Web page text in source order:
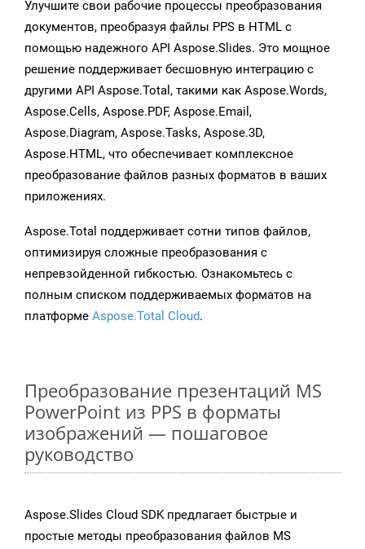
Улучшите свои рабочие процессы преобразования
документов, преобразуя файлы PPS в HTML с
помощью надежного API Aspose.Slides. Это мощное
решение поддерживает бесшовную интеграцию с
другими API Aspose.Total, такими как Aspose.Words,
Aspose.Cells, Aspose.PDF, Aspose.Email,
Aspose.Diagram, Aspose.Tasks, Aspose.3D,
Aspose.HTML, что обеспечивает комплексное
преобразование файлов разных форматов в ваших
приложениях.
Aspose.Total поддерживает сотни типов файлов,
оптимизируя сложные преобразования с
непревзойденной гибкостью. Ознакомьтесь с
полным списком поддерживаемых форматов на
платформе Aspose.Total Cloud.
Преобразование презентаций MS
PowerPoint из PPS в форматы
изображений — пошаговое
руководство
Aspose.Slides Cloud SDK предлагает быстрые и
простые методы преобразования файлов MS